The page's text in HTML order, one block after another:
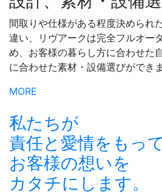
間取りや仕様がある程度決められ
違い、リヴアークは完全フルオー
め、お客様の暮らし方に合わせた
に合わせた素材・設備選びができま
MORE
私たちが
責任と愛情をもって
お客様の想いを
カタチにします。